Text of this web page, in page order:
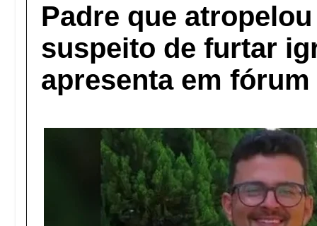
Padre que
suspeito de furtar
apresenta em fórum